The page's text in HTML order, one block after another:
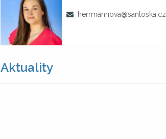
herrmannova@santoska.cz
Aktuality